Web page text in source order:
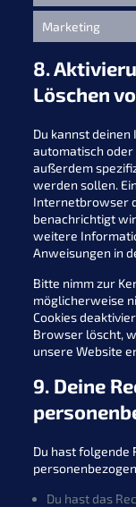
Marketing
8.
Löschen
Du kannst
automatisch oder
außerdem
werden sollen.
Internetbrowser
benachrichtigt
weitere
Anweisungen in
Bitte nimm zur
möglicherweise
Cookies
Browser löscht,
unsere Website
9. Deine
Du hast folgende
Du hast das